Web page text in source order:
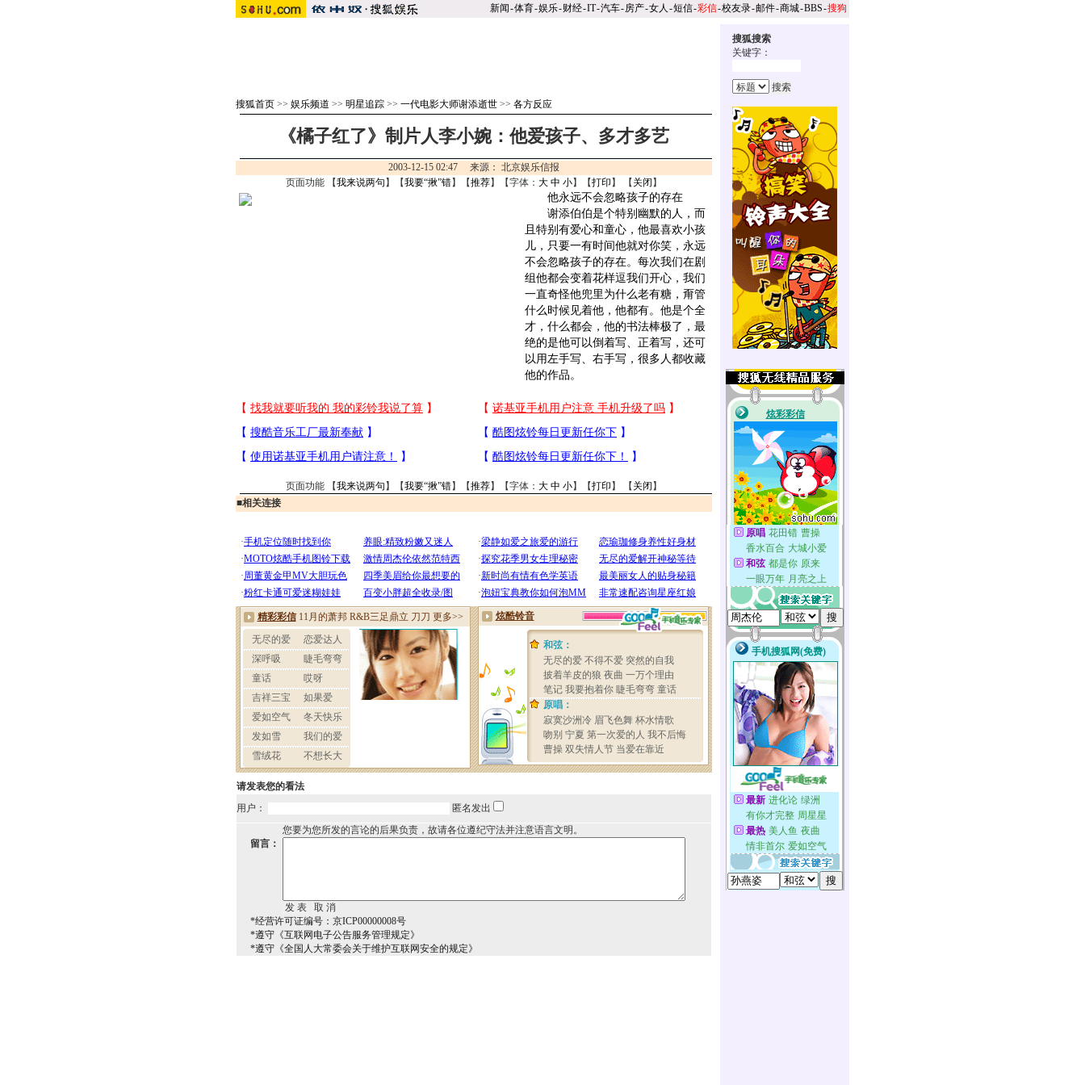
新闻-体育-娱乐-财经-IT-汽车-房产-女人 -短信-彩信-校友录-邮件-商城-BBS-搜狗
搜狐首页 >> 娱乐频道 >> 明星追踪 >> 一代电影大师谢添逝世 >> 各方反应
《橘子红了》制片人李小婉：他爱孩子、多才多艺
2003-12-15 02:47 来源： 北京娱乐信报
页面功能 【我来说两句 】【我要“揪”错】【推荐】【字体： 大 中 小】【打印 】 【 关闭 】
他永远不会忽略孩子的存在
谢添伯伯是个特别幽默的人，而
且特别有爱心和童心，他最喜欢小孩
儿，只要一有时间他就对你笑，永远
不会忽略孩子的存在。每次我们在剧
组他都会变着花样逗我们开心，我们
一直奇怪他兜里为什么老有糖，甭管
什么时候见着他，他都有。他是个全
才，什么都会，他的书法棒极了，最
绝的是他可以倒着写、正着写，还可
以用左手写、右手写，很多人都收藏
他的作品。
页面功能 【我来说两句 】【我要“揪”错】【推荐】【字体： 大 中 小】【打印 】 【 关闭 】
■相关连接
请发表您的看法
用户：
匿名发出
您要为您所发的言论的后果负责，故请各位遵纪守法并注意语言文明。
留言：
*经营许可证编号：京ICP00000008号
*遵守《互联网电子公告服务管理规定》
*遵守《全国人大常委会关于维护互联网安全的规定》
搜狐搜索
关键字：